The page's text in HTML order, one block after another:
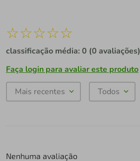
☆☆☆☆☆
classificação média: 0 (0 avaliações)
Faça login para avaliar este produto
Mais recentes Todos
Nenhuma avaliação